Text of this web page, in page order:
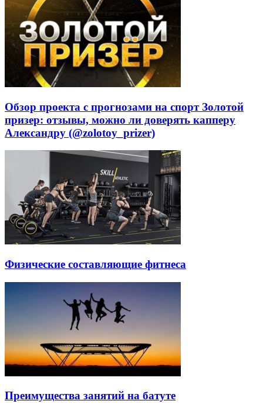
Обзор проекта с прогнозами на спорт Золотой
призер: отзывы, можно ли доверять капперу
Александру (@zolotoy_prizer)
Физические составляющие фитнеса
Преимущества занятий на батуте